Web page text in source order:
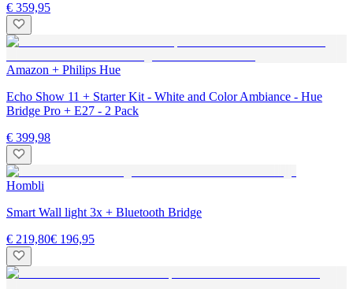
€ 359,95
Amazon + Philips Hue
Echo Show 11 + Starter Kit - White and Color Ambiance - Hue
Bridge Pro + E27 - 2 Pack
€ 399,98
Hombli
Smart Wall light 3x + Bluetooth Bridge
€ 219,80€ 196,95